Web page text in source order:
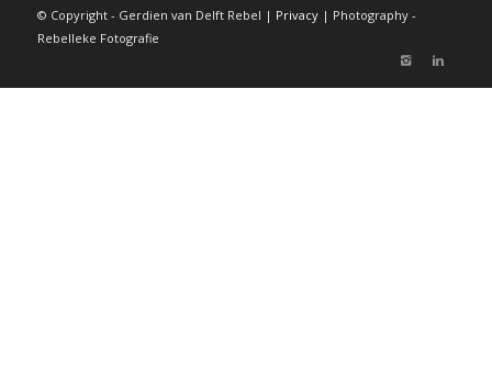
© Copyright - Gerdien van Delft Rebel | Privacy| Photography -
Rebelleke Fotografie